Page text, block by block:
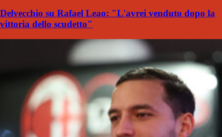
Delvecchio su Rafael Leao: "L'avrei venduto dopo la
vittoria dello scudetto"